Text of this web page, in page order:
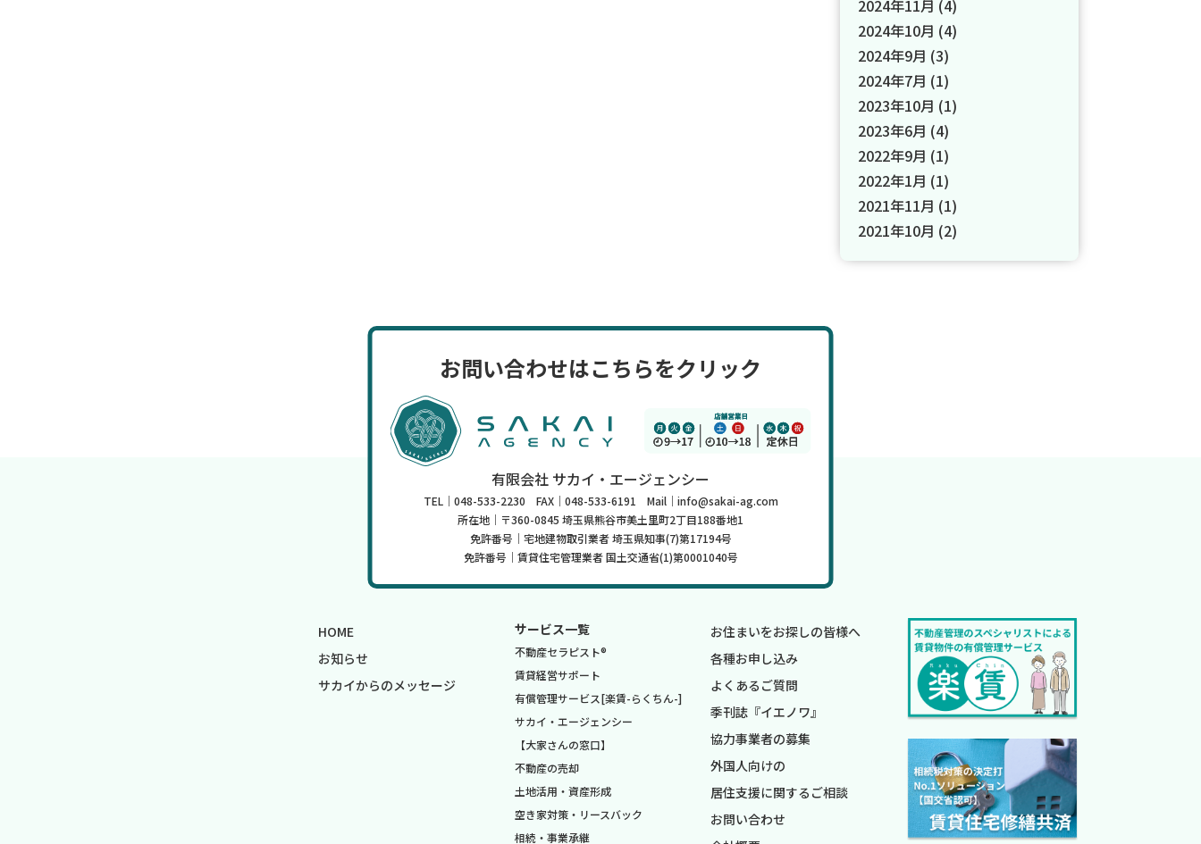
2024年11月 (4)
2024年10月 (4)
2024年9月 (3)
2024年7月 (1)
2023年10月 (1)
2023年6月 (4)
2022年9月 (1)
2022年1月 (1)
2021年11月 (1)
2021年10月 (2)
お問い合わせはこちらをクリック
有限会社 サカイ・エージェンシー
TEL｜048-533-2230 FAX｜048-533-6191 Mail｜info@sakai-ag.com
所在地｜〒360-0845 埼玉県熊谷市美土里町2丁目188番地1
免許番号｜宅地建物取引業者 埼玉県知事(7)第17194号
免許番号｜賃貸住宅管理業者 国土交通省(1)第0001040号
HOME
お知らせ
サカイからのメッセージ
サービス一覧
不動産セラピスト®
賃貸経営サポート
有償管理サービス[楽賃-らくちん-]
サカイ・エージェンシー
【大家さんの窓口】
不動産の売却
土地活用・資産形成
空き家対策・リースバック
相続・事業承継
お住まいをお探しの皆様へ
各種お申し込み
よくあるご質問
季刊誌『イエノワ』
協力事業者の募集
外国人向けの
居住支援に関するご相談
お問い合わせ